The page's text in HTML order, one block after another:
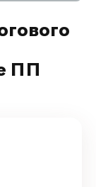
ПП